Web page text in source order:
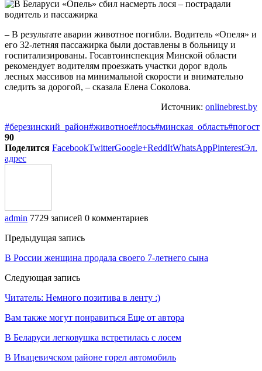
– В результате аварии животное погибли. Водитель «Опеля» и
его 32-летняя пассажирка были доставлены в больницу и
госпитализированы. Госавтоинспекция Минской области
рекомендует водителям проезжать участки дорог вдоль
лесных массивов на минимальной скорости и внимательно
следить за дорогой, – сказала Елена Соколова.
Источник: onlinebrest.by
#березинский_район#животное#лось#минская_область#погост
90
Поделится FacebookTwitterGoogle+ReddItWhatsAppPinterestЭл.
адрес
admin 7729 записей 0 комментариев
Предыдущая запись
В России женщина продала своего 7-летнего сына
Следующая запись
Читатель: Немного позитива в ленту :)
Вам также могут понравиться Еще от автора
В Беларуси легковушка встретилась с лосем
В Ивацевичском районе горел автомобиль